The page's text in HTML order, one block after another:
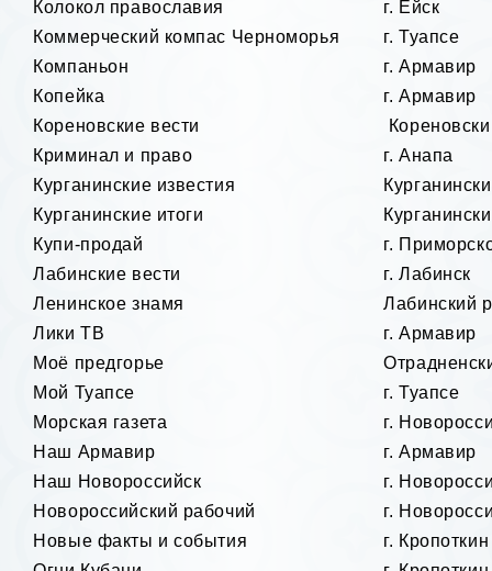
Колокол православия
г. Ейск
Коммерческий компас Черноморья
г. Туапсе
Компаньон
г. Армавир
Копейка
г. Армавир
Кореновские вести
Криминал и право
г. Анапа
Курганинские известия
Курганинские итоги
Купи-продай
г.
Лабинские вести
г. Лабинск
Ленинское знамя
Лабинский
Лики ТВ
г. Армавир
Моё предгорье
Мой Туапсе
г. Туапсе
Морская газета
г.
Наш Армавир
г. Армавир
Наш Новороссийск
г.
Новороссийский рабочий
г.
Новые факты и события
г. Кропоткин